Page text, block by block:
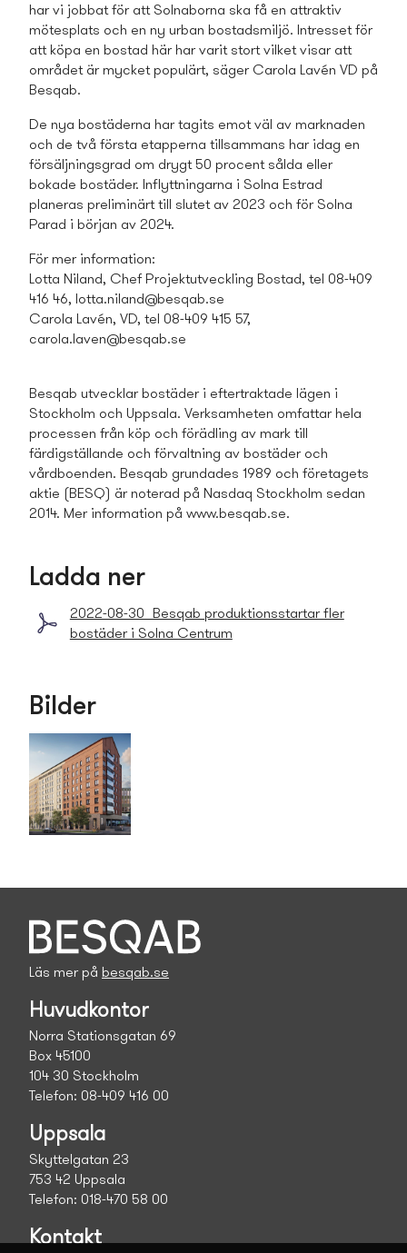
har vi jobbat för att Solnaborna ska få en attraktiv
mötesplats och en ny urban bostads­miljö. Intresset för
att köpa en bostad här har varit stort vilket visar att
området är mycket populärt, säger Carola Lavén VD på
Besqab.
De nya bostäderna har tagits emot väl av marknaden
och de två första etapperna tillsamman­s har idag en
försäljningsgrad om drygt 50 procent sålda eller
bokade bostäder. Inflyttningarna i Solna Estrad
planeras preliminärt till slutet av 2023 och för Solna
Parad i början av 2024.
För mer information:
Lotta Niland, Chef Projektutveckling Bostad, tel 08-409
416 46, lotta.niland@besqab.se
Carola Lavén, VD, tel 08-409 415 57,
carola.laven@besqab.se
Besqab utvecklar bostäder i eftertraktade lägen i
Stockholm och Uppsala. Verksamheten omfattar hela
processen från köp och förädling av mark till
färdigställande och förvaltning av bostäder och
vårdboenden. Besqab grundades 1989 och företagets
aktie (BESQ) är noterad på Nasdaq Stockholm sedan
2014. Mer information på www.besqab.se.
Ladda ner
2022-08-30_Besqab produktionsstartar fler
bostäder i Solna Centrum
Bilder
Läs mer på besqab.se
Huvudkontor
Norra Stationsgatan 69
Box 45100
104 30 Stockholm
Telefon: 08-409 416 00
Uppsala
Skyttelgatan 23
753 42 Uppsala
Telefon: 018-470 58 00
Kontakt